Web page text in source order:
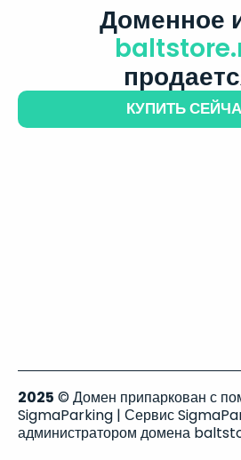
Доменное
КУПИТЬ
2025 © Домен припаркован с
SigmaParking | Сервис
администратором домена